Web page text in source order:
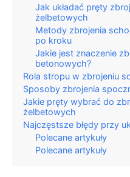
Jak układać pręty
żelbetowych
Metody zbrojenia
po kroku
Jakie jest znaczenie
betonowych?
Rola stropu w zbrojeniu
Sposoby zbrojenia
Jakie pręty wybrać do
żelbetowych
Najczęstsze błędy przy
Polecane artykuły
Polecane artykuły